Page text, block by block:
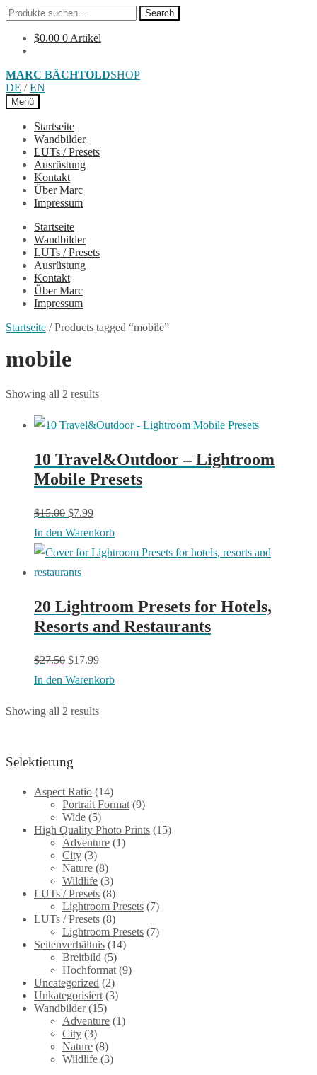
Search
for:
Search
$0.00 0 Artikel
Skip
to
navigation
Skip
to
content
MARC BÄCHTOLDSHOP
DE / EN
Menü
Startseite
Wandbilder
LUTs / Presets
Ausrüstung
Kontakt
Über Marc
Impressum
Startseite
Wandbilder
LUTs / Presets
Ausrüstung
Kontakt
Über Marc
Impressum
Startseite /Products tagged “mobile”
mobile
Showing all 2 results
10 Travel&Outdoor – Lightroom
Mobile Presets
$15.00 Original
price
was:
$15.00.
$7.99Current
price
is:
In den Warenkorb
20 Lightroom Presets for Hotels,
Resorts and Restaurants
$27.50 Original
price
$27.50.
$17.99Current
price
In den Warenkorb
Showing all 2 results
Selektierung
Aspect Ratio (14)
Portrait Format (9)
Wide (5)
High Quality Photo Prints (15)
Adventure (1)
City (3)
Nature (8)
Wildlife (3)
LUTs / Presets (8)
Lightroom Presets (7)
LUTs / Presets (8)
Lightroom Presets (7)
Seitenverhältnis (14)
Breitbild (5)
Hochformat (9)
Uncategorized (2)
Unkategorisiert (3)
Wandbilder (15)
Adventure (1)
City (3)
Nature (8)
Wildlife (3)